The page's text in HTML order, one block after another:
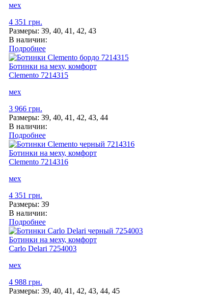
мех
4 351 грн.
Размеры: 39, 40, 41, 42, 43
В наличии:
Подробнее
Ботинки на меху, комфорт
Clemento 7214315
мех
3 966 грн.
Размеры: 39, 40, 41, 42, 43, 44
В наличии:
Подробнее
Ботинки на меху, комфорт
Clemento 7214316
мех
4 351 грн.
Размеры: 39
В наличии:
Подробнее
Ботинки на меху, комфорт
Carlo Delari 7254003
мех
4 988 грн.
Размеры: 39, 40, 41, 42, 43, 44, 45